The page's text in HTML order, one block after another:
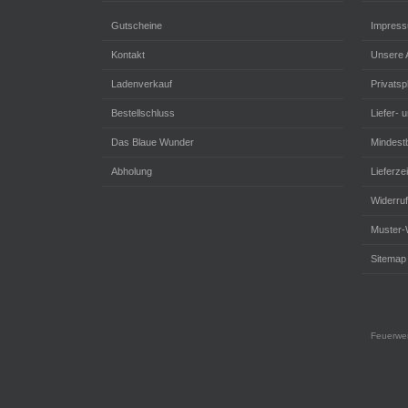
Gutscheine
Kontakt
Ladenverkauf
Bestellschluss
Das Blaue Wunder
Abholung
Unsere
Liefer-
Muster-
Sitemap